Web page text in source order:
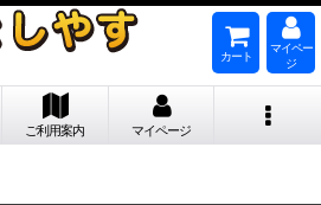
カート
マイペー
ジ
ご利用案内 マイページ